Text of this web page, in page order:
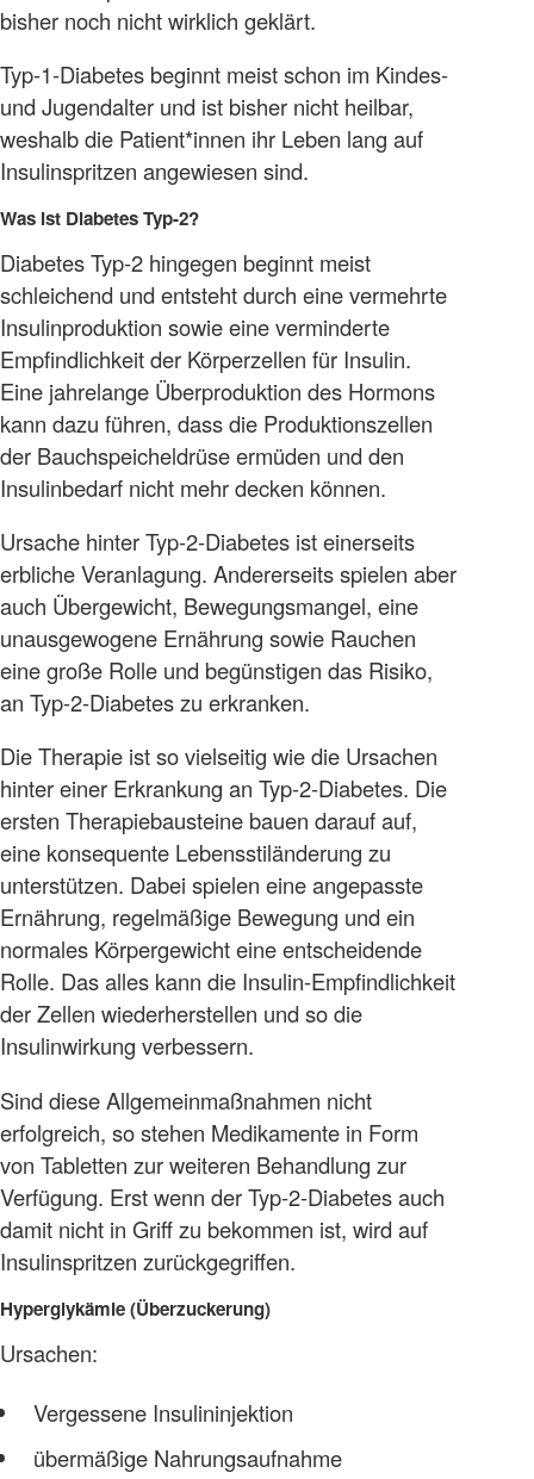
bisher noch nicht wirklich geklärt.
Typ-1-Diabetes beginnt meist schon im Kindes-
und Jugendalter und ist bisher nicht heilbar,
weshalb die Patient*innen ihr Leben lang auf
Insulinspritzen angewiesen sind.
Was ist Diabetes Typ-2?
Diabetes Typ-2 hingegen beginnt meist
schleichend und entsteht durch eine vermehrte
Insulinproduktion sowie eine verminderte
Empfindlichkeit der Körperzellen für Insulin.
Eine jahrelange Überproduktion des Hormons
kann dazu führen, dass die Produktionszellen
der Bauchspeicheldrüse ermüden und den
Insulinbedarf nicht mehr decken können.
Ursache hinter Typ-2-Diabetes ist einerseits
erbliche Veranlagung. Andererseits spielen aber
auch Übergewicht, Bewegungsmangel, eine
unausgewogene Ernährung sowie Rauchen
eine große Rolle und begünstigen das Risiko,
an Typ-2-Diabetes zu erkranken.
Die Therapie ist so vielseitig wie die Ursachen
hinter einer Erkrankung an Typ-2-Diabetes. Die
ersten Therapiebausteine bauen darauf auf,
eine konsequente Lebensstiländerung zu
unterstützen. Dabei spielen eine angepasste
Ernährung, regelmäßige Bewegung und ein
normales Körpergewicht eine entscheidende
Rolle. Das alles kann die Insulin-Empfindlichkeit
der Zellen wiederherstellen und so die
Insulinwirkung verbessern.
Sind diese Allgemeinmaßnahmen nicht
erfolgreich, so stehen Medikamente in Form
von Tabletten zur weiteren Behandlung zur
Verfügung. Erst wenn der Typ-2-Diabetes auch
damit nicht in Griff zu bekommen ist, wird auf
Insulinspritzen zurückgegriffen.
Hyperglykämie (Überzuckerung)
Ursachen:
Vergessene Insulininjektion
übermäßige Nahrungsaufnahme